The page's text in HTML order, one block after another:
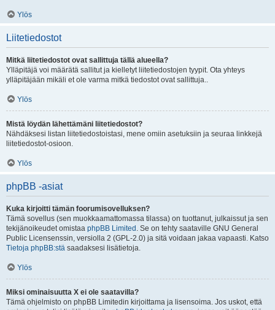
Ylös
Liitetiedostot
Mitkä liitetiedostot ovat sallittuja tällä alueella?
Ylläpitäjä voi määrätä sallitut ja kielletyt liitetiedostojen tyypit. Ota yhteys
ylläpitäjään mikäli et ole varma mitkä tiedostot ovat sallittuja..
Ylös
Mistä löydän lähettämäni liitetiedostot?
Nähdäksesi listan liitetiedostoistasi, mene omiin asetuksiin ja seuraa linkkejä
liitetiedostot-osioon.
Ylös
phpBB -asiat
Kuka kirjoitti tämän foorumisovelluksen?
Tämä sovellus (sen muokkaamattomassa tilassa) on tuottanut, julkaissut ja sen
tekijänoikeudet omistaa phpBB Limited . Se on tehty saataville GNU General
Public Licensenssin, versiolla 2 (GPL-2.0) ja sitä voidaan jakaa vapaasti. Katso
Tietoja phpBB:stä saadaksesi lisätietoja.
Ylös
Miksi ominaisuutta X ei ole saatavilla?
Tämä ohjelmisto on phpBB Limitedin kirjoittama ja lisensoima. Jos uskot, että